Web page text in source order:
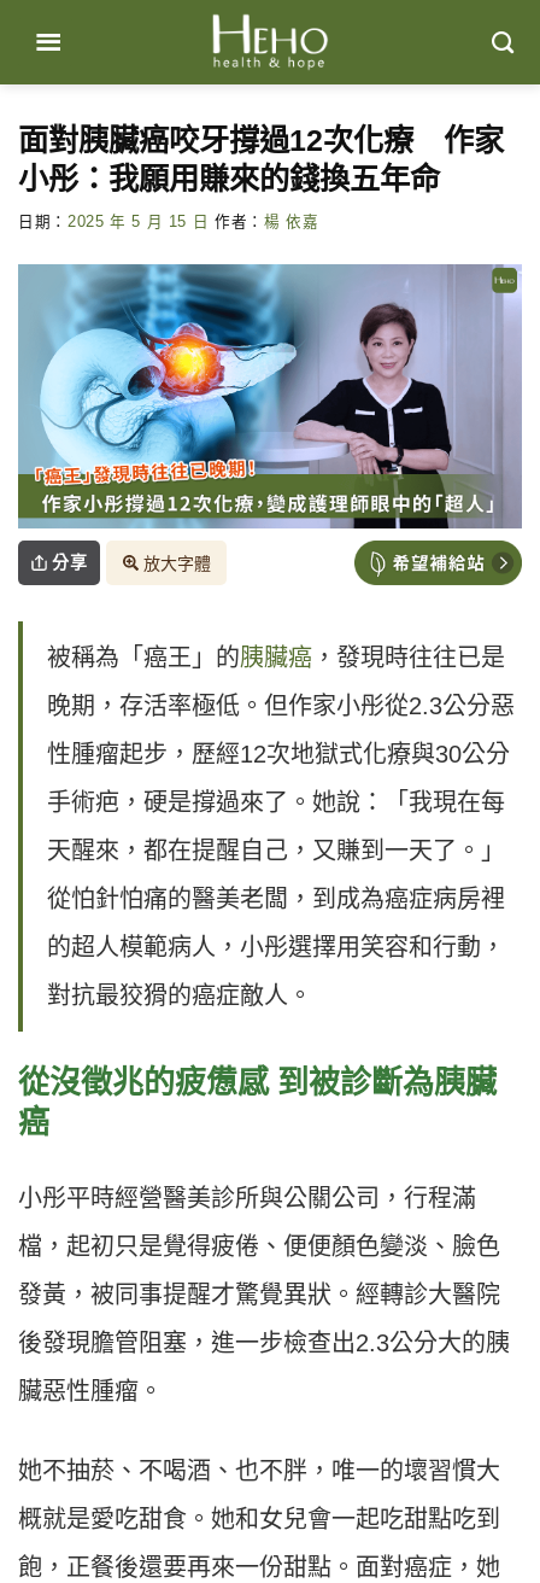
content
面對胰臟癌咬牙撐過12次化療 作家
小彤：我願用賺來的錢換五年命
日期： 2025 年 5 月 15 日 作者： 楊 依嘉
分享 放大字體
被稱為「癌王」的胰臟癌 ，發現時往往已是
晚期，存活率極低。但作家小彤從2.3公分惡
性腫瘤起步，歷經12次地獄式化療與30公分
手術疤，硬是撐過來了。她說：「我現在每
天醒來，都在提醒自己，又賺到一天了。」
從怕針怕痛的醫美老闆，到成為癌症病房裡
的超人模範病人，小彤選擇用笑容和行動，
對抗最狡猾的癌症敵人。
從沒徵兆的疲憊感 到被診斷為胰臟
癌
小彤平時經營醫美診所與公關公司，行程滿
檔，起初只是覺得疲倦、便便顏色變淡、臉色
發黃，被同事提醒才驚覺異狀。經轉診大醫院
後發現膽管阻塞，進一步檢查出2.3公分大的胰
臟惡性腫瘤。
她不抽菸、不喝酒、也不胖，唯一的壞習慣大
概就是愛吃甜食。她和女兒會一起吃甜點吃到
飽，正餐後還要再來一份甜點。面對癌症，她